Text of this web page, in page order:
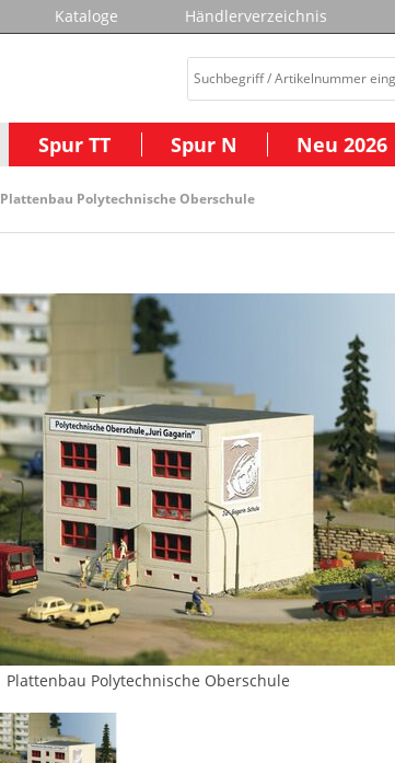
Kataloge Händlerverzeichnis
Spur TT Spur N Neu 2026
Plattenbau Polytechnische Oberschule
Plattenbau Polytechnische Oberschule